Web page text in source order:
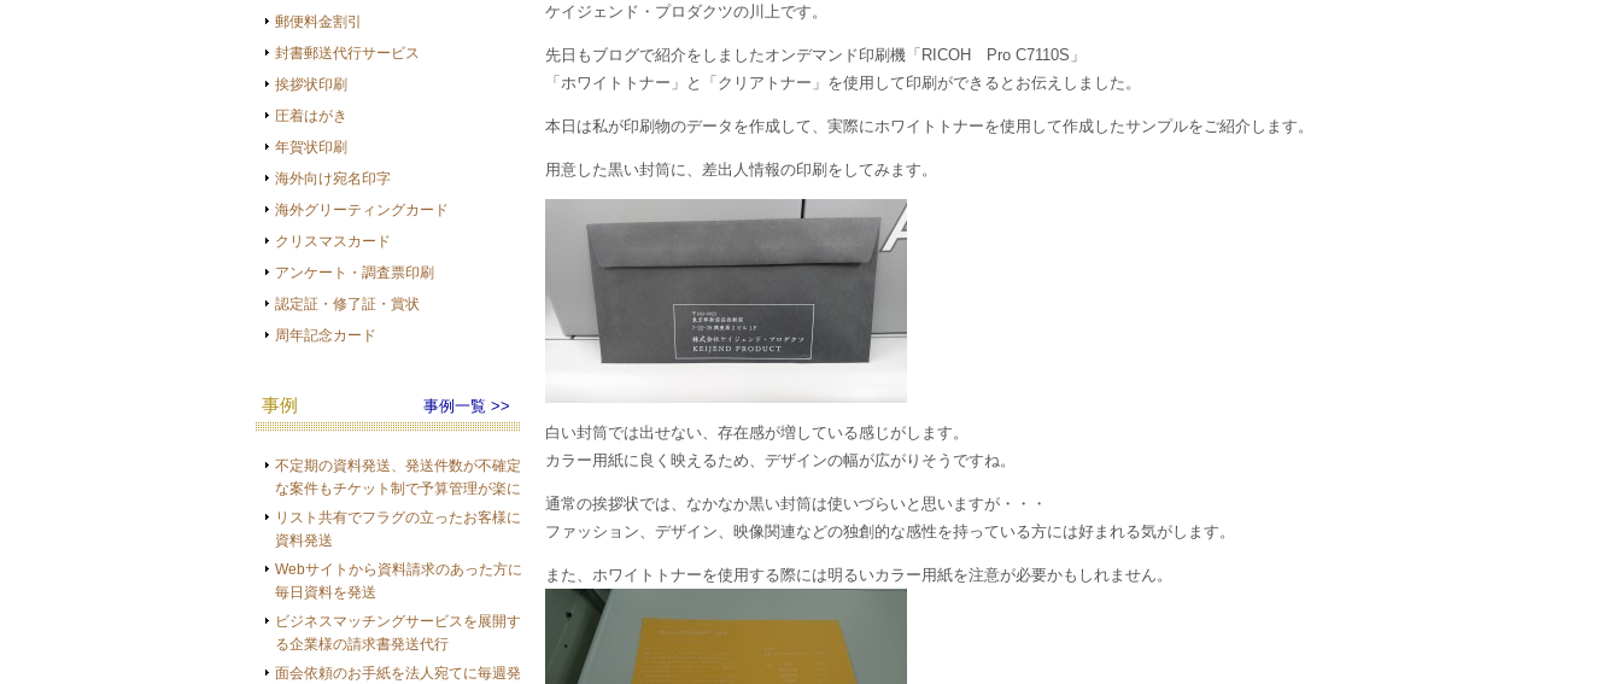
郵便料金割引
封書郵送代行サービス
挨拶状印刷
圧着はがき
年賀状印刷
海外向け宛名印字
海外グリーティングカード
クリスマスカード
アンケート・調査票印刷
認定証・修了証・賞状
周年記念カード
事例 事例一覧 >>
不定期の資料発送、発送件数が不確定
な案件もチケット制で予算管理が楽に
リスト共有でフラグの立ったお客様に
資料発送
Webサイトから資料請求のあった方に
毎日資料を発送
ビジネスマッチングサービスを展開す
る企業様の請求書発送代行
面会依頼のお手紙を法人宛てに毎週発
ケイジェンド・プロダクツの川上です。
先日もブログで紹介をしましたオンデマンド印刷機「RICOH Pro C7110S」
「ホワイトトナー」と「クリアトナー」を使用して印刷ができるとお伝えしました。
本日は私が印刷物のデータを作成して、実際にホワイトトナーを使用して作成したサンプルをご紹介します。
用意した黒い封筒に、差出人情報の印刷をしてみます。
白い封筒では出せない、存在感が増している感じがします。
カラー用紙に良く映えるため、デザインの幅が広がりそうですね。
通常の挨拶状では、なかなか黒い封筒は使いづらいと思いますが・・・
ファッション、デザイン、映像関連などの独創的な感性を持っている方には好まれる気がします。
また、ホワイトトナーを使用する際には明るいカラー用紙を注意が必要かもしれません。